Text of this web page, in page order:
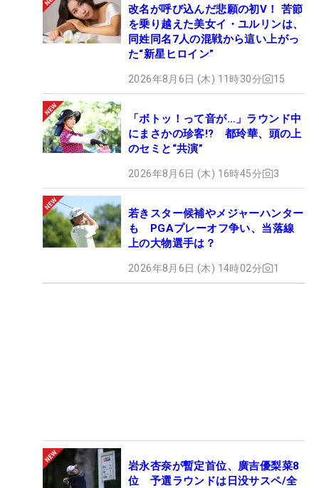
改名が呼び込んだ悲願の初V！ 苦節
を乗り越えた美女イ・ユルリンは、
同姓同名7人の混戦から這い上がっ
た“新星ヒロイン”
2026年8月6日 (木) 11時30分 15
「ボトッ！って音が…」ラウンド中
にまさかの珍客!? 都玲華、頭の上
のセミと“共演”
2026年8月6日 (木) 16時45分 3
若きスター候補やメジャーハンター
も PGAプレーオフ争い、当落線
上の大物選手は？
2026年8月6日 (木) 14時02分 1
岩永杏奈が暫定首位、廣吉優梨菜8
位 予選ラウンドは日没サスペ/全